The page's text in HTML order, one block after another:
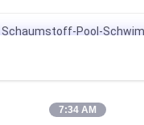
Schaumstoff-Pool-
und faltbar für
Have Schwimmende
ultimative
7:34 AM